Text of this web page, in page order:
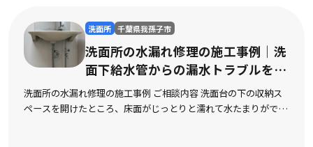
洗面所 茨城県石岡市
洗面所のつまり修理の施工事例
面配管の頑固なつまりを迅速に
洗面所のつまり修理の施工事例 ご相談内容 洗面台の排水口
水がほとんど流れなくなり、不快な臭いも上がってくるよ